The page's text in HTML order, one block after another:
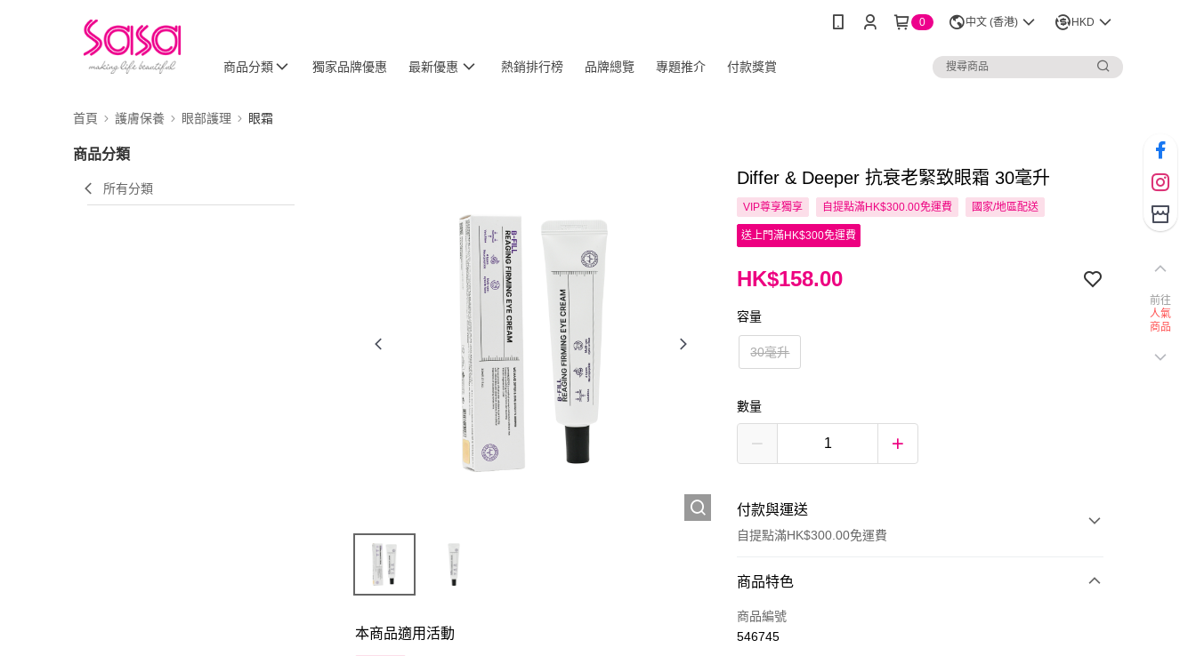
0 中文 (香港) HKD
商品分類 獨家品牌優惠 最新優惠 熱銷排行榜 品牌總覽 專題推介 付款獎賞
首頁 護膚保養 眼部護理 眼霜
商品分類
所有分類
本商品適用活動
Differ & Deeper 抗衰老緊致眼霜 30毫升
VIP尊享獨享 自提點滿HK$300.00免運費 國家/地區配送
送上門滿HK$300免運費
HK$158.00
容量
30毫升
數量
付款與運送
自提點滿HK$300.00免運費
付款方式
信用卡
商品特色
商品編號
546745
前往
人氣
商品